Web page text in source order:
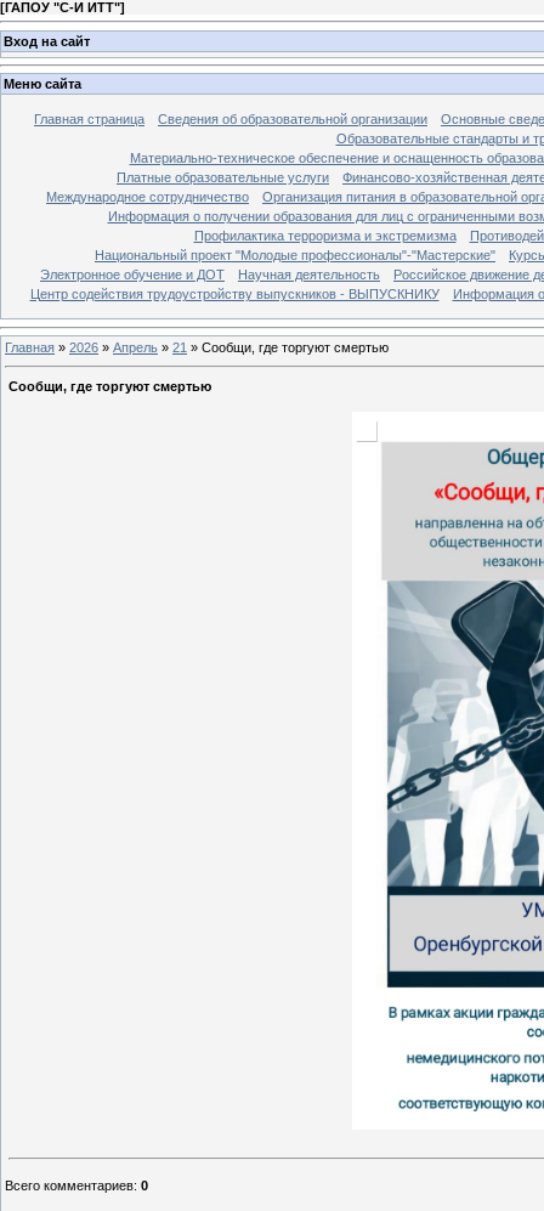
[ГАПОУ "С-И ИТТ"]
Вход на сайт
Меню сайта
Главная страница Сведения об образовательной организации
Основные
Образовательные стандарты и
Материально-техническое обеспечение и оснащенность
Платные образовательные услуги
Финансово-хозяйственная
Международное сотрудничество
Организация питания в образовательной
Информация о получении образования для лиц с ограниченными
Профилактика терроризма и экстремизма
Национальный проект "Молодые профессионалы"-"Мастерские"
Электронное обучение и ДОТ
Научная деятельность
Российское движение
Центр содействия трудоустройству выпускников - ВЫПУСКНИКУ
Информация о
Главная » 2026 » Апрель » 21 » Сообщи, где торгуют смертью
Сообщи, где торгуют смертью
Всего комментариев: 0